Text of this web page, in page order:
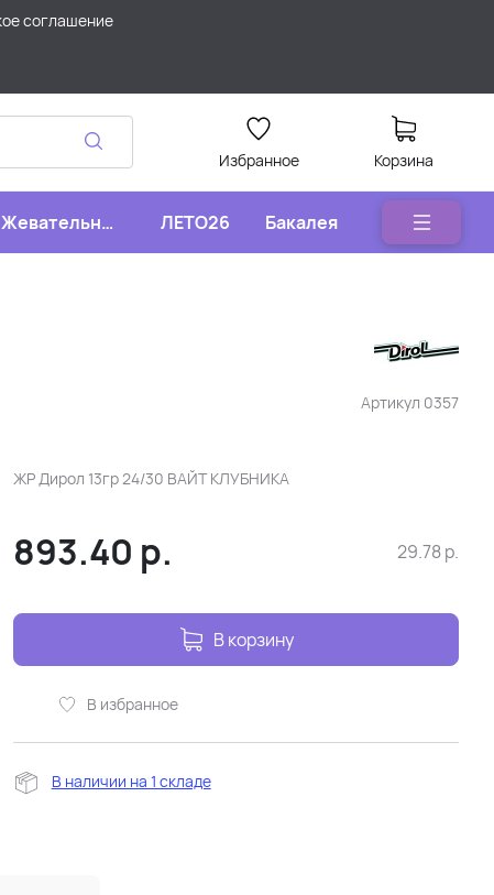
соглашение
Избранное Корзина
Жевательные
конфеты
ЛЕТО26 Бакалея
Артикул 0357
ЖР Дирол 13гр 24/30 ВАЙТ КЛУБНИКА
893.40 р. 29.78р.
В корзину
В избранное
В наличии на 1 складе